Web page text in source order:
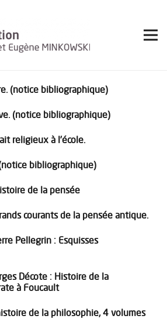
(notice bibliographique)
(notice bibliographique)
religieux à l’école.
bibliographique)
de la pensée
courants de la pensée antique.
Pellegrin : Esquisses
Décote : Histoire de la
à Foucault
de la philosophie, 4 volumes